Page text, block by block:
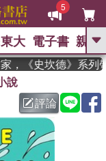
5
GO
、
父親節 、 如果歷
暑期推薦 、 國際布克
方念華 、 台灣的李
女孩：黎曼猜想
大 電子書 親子
《史坎德》系列帶
說
評論